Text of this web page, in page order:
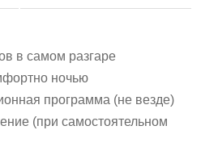
в самом разгаре
ночью
программа (не везде)
(при самостоятельном